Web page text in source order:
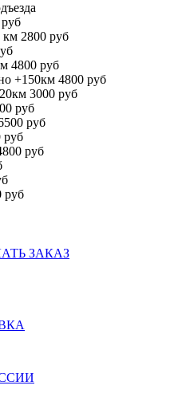
км 2800 руб
4800 руб
+150км 4800 руб
3000 руб
руб
руб
руб
руб
руб
ЗАКАЗ